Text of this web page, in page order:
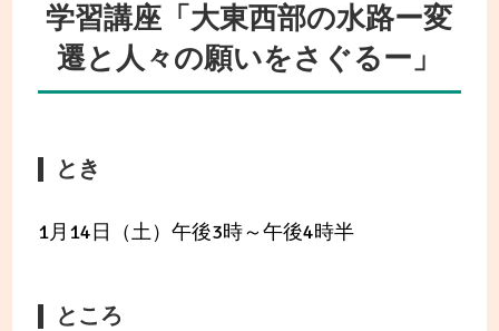
学習講座「大東西部の水路ー変
遷と人々の願いをさぐるー」
とき
1月14日（土）午後3時～午後4時半
ところ